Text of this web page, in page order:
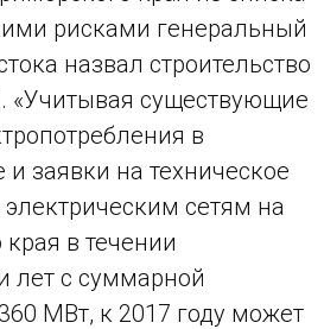
рисками генеральный
назвал строительство
«Учитывая существующие
в
заявки на техническое
сетям на
в течении
лет с суммарной
МВт, к 2017 году может